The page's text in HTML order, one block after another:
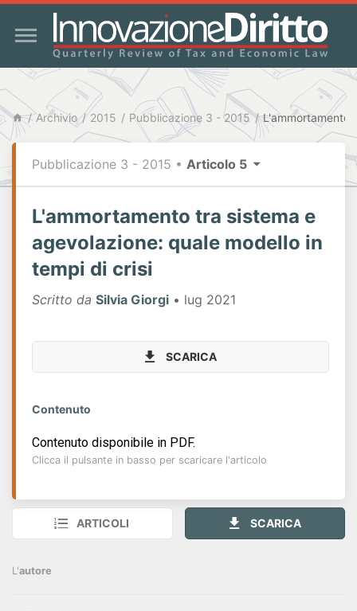
Archivio 2015 Pubblicazione 3 - 2015
Pubblicazione 3 - 2015 • Articolo 5
L'ammortamento tra sistema e
agevolazione: quale modello in
tempi di crisi
Scritto da Silvia Giorgi • lug 2021
SCARICA
Contenuto
Contenuto disponibile in PDF.
Clicca il pulsante in basso per scaricare l'articolo
ARTICOLI SCARICA
L'autore